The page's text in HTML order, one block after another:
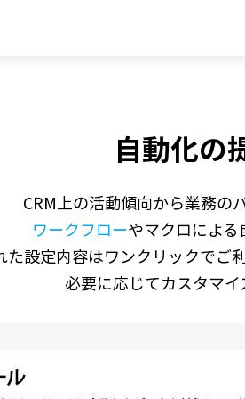
自動化の
CRM上の活動傾向から業務の
ワークフローやマクロによる
た設定内容はワンクリックでご
必要に応じてカスタマイ